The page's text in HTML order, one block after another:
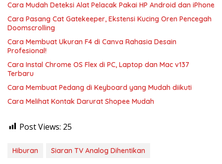
Cara Mudah Deteksi Alat Pelacak Pakai HP Android dan iPhone
Cara Pasang Cat Gatekeeper, Ekstensi Kucing Oren Pencegah
Doomscrolling
Cara Membuat Ukuran F4 di Canva Rahasia Desain
Profesional!
Cara Instal Chrome OS Flex di PC, Laptop dan Mac v137
Terbaru
Cara Membuat Pedang di Keyboard yang Mudah diikuti
Cara Melihat Kontak Darurat Shopee Mudah
Post Views: 25
Hiburan Siaran TV Analog Dihentikan